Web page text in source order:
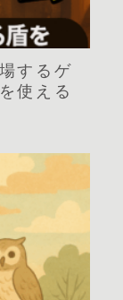
するゲ
使える